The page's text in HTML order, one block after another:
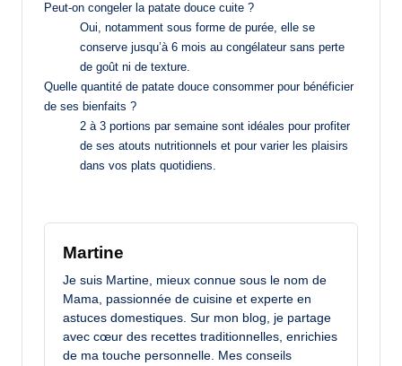
Peut-on congeler la patate douce cuite ?
Oui, notamment sous forme de purée, elle se
conserve jusqu’à 6 mois au congélateur sans perte
de goût ni de texture.
Quelle quantité de patate douce consommer pour bénéficier
de ses bienfaits ?
2 à 3 portions par semaine sont idéales pour profiter
de ses atouts nutritionnels et pour varier les plaisirs
dans vos plats quotidiens.
Martine
Je suis Martine, mieux connue sous le nom de
Mama, passionnée de cuisine et experte en
astuces domestiques. Sur mon blog, je partage
avec cœur des recettes traditionnelles, enrichies
de ma touche personnelle. Mes conseils